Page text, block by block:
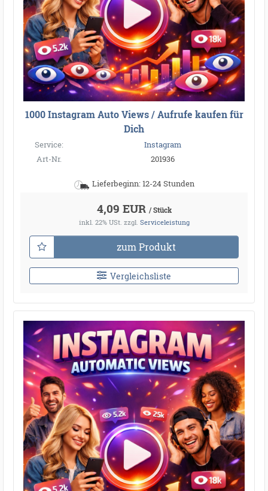
1000 Instagram Auto Views / Aufrufe kaufen für
Dich
Service:
Instagram
Art-Nr.
201936
Lieferbeginn: 12-24 Stunden
4,09 EUR / Stück
inkl. 22% USt. zzgl. Serviceleistung
zum Produkt
Vergleichsliste